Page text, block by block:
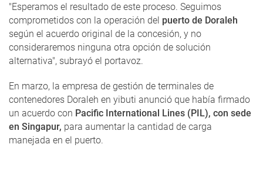
"Esperamos el resultado de este proceso. Seguimos
comprometidos con la operación del puerto de Doraleh
según el acuerdo original de la concesión, y no
consideraremos ninguna otra opción de solución
alternativa", subrayó el portavoz.
En marzo, la empresa de gestión de terminales de
contenedores Doraleh en yibuti anunció que había firmado
un acuerdo con Pacific International Lines (PIL), con sede
en Singapur, para aumentar la cantidad de carga
manejada en el puerto.